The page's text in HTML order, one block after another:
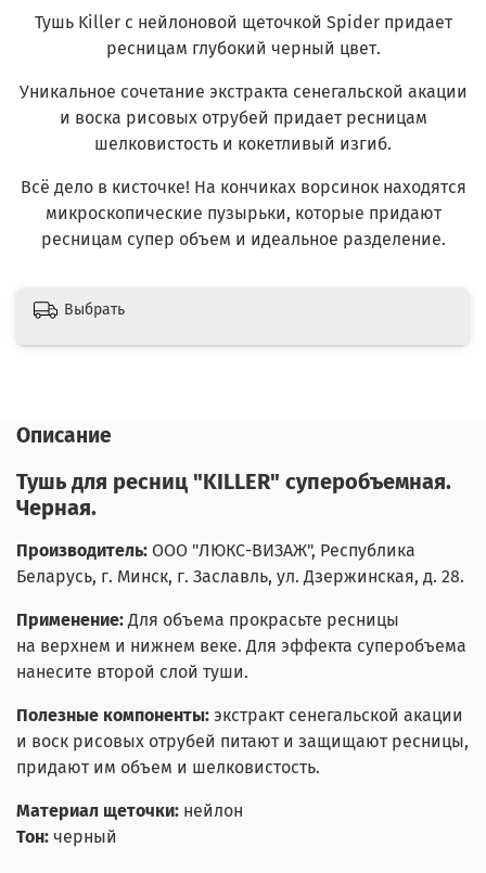
Тушь Killer с нейлоновой щеточкой Spider придает
ресницам глубокий черный цвет.
Уникальное сочетание экстракта сенегальской акации
и воска рисовых отрубей придает ресницам
шелковистость и кокетливый изгиб.
Всё дело в кисточке! На кончиках ворсинок находятся
микроскопические пузырьки, которые придают
ресницам супер объем и идеальное разделение.
Выбрать
Описание
Тушь для ресниц "KILLER" суперобъемная.
Черная.
Производитель: ООО "ЛЮКС-ВИЗАЖ", Республика
Беларусь, г. Минск, г. Заславль, ул. Дзержинская, д. 28.
Применение: Для объема прокрасьте ресницы
на верхнем и нижнем веке. Для эффекта суперобъема
нанесите второй слой туши.
Полезные компоненты: экстракт сенегальской акации
и воск рисовых отрубей питают и защищают ресницы,
придают им объем и шелковистость.
Материал щеточки: нейлон
Тон: черный